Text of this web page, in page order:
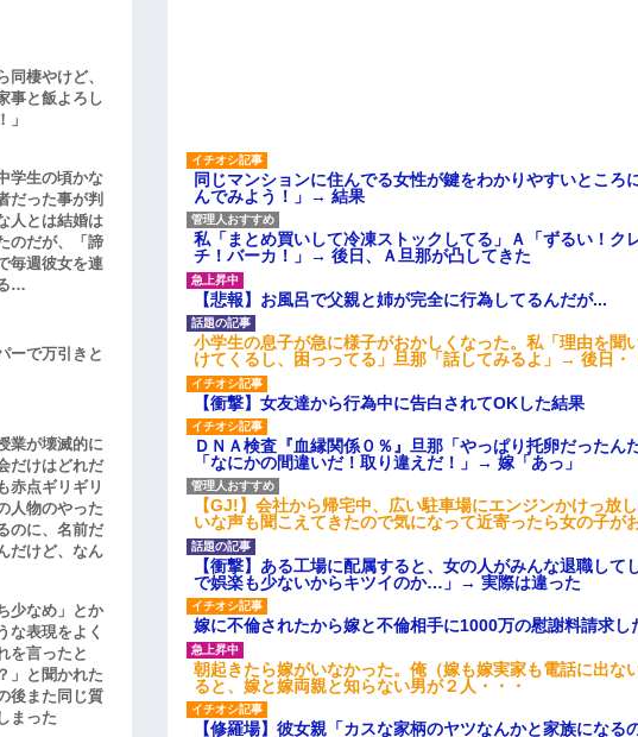
同じマンションに住んでる女性が鍵をわかりやすいところ
んでみよう！」→ 結果
私「まとめ買いして冷凍ストックしてる」Ａ「ずるい！ク
チ！バーカ！」→ 後日、Ａ旦那が凸してきた
【悲報】お風呂で父親と姉が完全に行為してるんだが...
小学生の息子が急に様子がおかしくなった。私「理由を聞
けてくるし、困っってる」旦那「話してみるよ」→ 後日・
【衝撃】女友達から行為中に告白されてOKした結果
ＤＮＡ検査『血縁関係０％』旦那「やっぱり托卵だったん
「なにかの間違いだ！取り違えだ！」→ 嫁「あっ」
【GJ!】会社から帰宅中、広い駐車場にエンジンかけっ放
いな声も聞こえてきたので気になって近寄ったら女の子が
【衝撃】ある工場に配属すると、女の人がみんな退職し
で娯楽も少ないからキツイのか…」→ 実際は違った
嫁に不倫されたから嫁と不倫相手に1000万の慰謝料請求し
朝起きたら嫁がいなかった。俺（嫁も嫁実家も電話に出
ると、嫁と嫁両親と知らない男が２人・・・
【修羅場】彼女親「カスな家柄のヤツなんかと家族になる
同棲やけど、
事と飯よろし
」
学生の頃かな
だった事が判
人とは結婚は
のだが、「諦
毎週彼女を連
…
ーで万引きと
業が壊滅的に
だけはどれだ
赤点ギリギリ
人物のやった
のに、名前だ
だけど、なん
少なめ」とか
な表現をよく
を言ったと
」と聞かれた
後また同じ質
まった